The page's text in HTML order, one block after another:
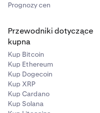
Prognozy cen
Przewodniki dotyczące
kupna
Kup Bitcoin
Kup Ethereum
Kup Dogecoin
Kup XRP
Kup Cardano
Kup Solana